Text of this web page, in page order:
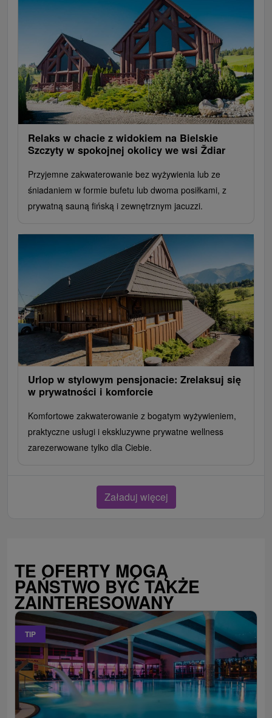
Relaks w chacie z widokiem na Bielskie
Szczyty w spokojnej okolicy we wsi Ždiar
Przyjemne zakwaterowanie bez wyżywienia lub ze
śniadaniem w formie bufetu lub dwoma posiłkami, z
prywatną sauną fińską i zewnętrznym jacuzzi.
Urlop w stylowym pensjonacie: Zrelaksuj się
w prywatności i komforcie
Komfortowe zakwaterowanie z bogatym wyżywieniem,
praktyczne usługi i ekskluzywne prywatne wellness
zarezerwowane tylko dla Ciebie.
Załaduj więcej
TE OFERTY MOGĄ
PAŃSTWO BYĆ TAKŻE
ZAINTERESOWANY
TIP